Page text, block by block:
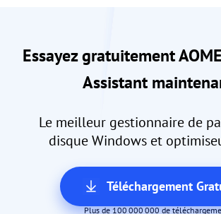
Essayez gratuitement
Assistant
Le meilleur gestionnaire de
disque Windows et
Téléchargement
Plus de 100 000 000 de